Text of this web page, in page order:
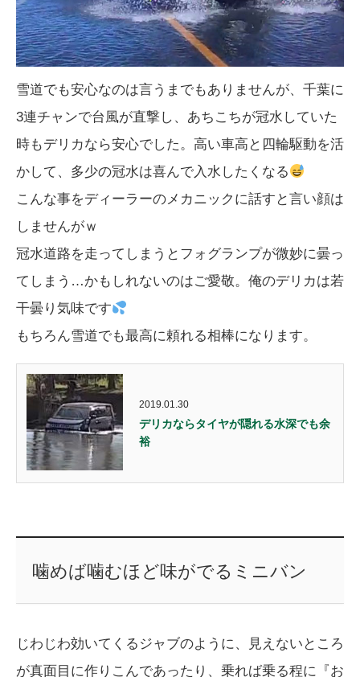
雪道でも安心なのは言うまでもありませんが、千葉に
3連チャンで台風が直撃し、あちこちが冠水していた
時もデリカなら安心でした。高い車高と四輪駆動を活
かして、多少の冠水は喜んで入水したくなる
こんな事をディーラーのメカニックに話すと言い顔は
しませんがｗ
冠水道路を走ってしまうとフォグランプが微妙に曇っ
てしまう…かもしれないのはご愛敬。俺のデリカは若
干曇り気味です
もちろん雪道でも最高に頼れる相棒になります。
2019.01.30
デリカならタイヤが隠れる水深でも余
裕
噛めば噛むほど味がでるミニバン
じわじわ効いてくるジャブのように、見えないところ
が真面目に作りこんであったり、乗れば乗る程に『お